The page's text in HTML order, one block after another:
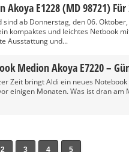
E1228 (MD 98721) Für
ab Donnerstag, den 06.
kompaktes und leichtes Netbook
Ausstattung und...
Medion Akoya E7220 –
Zeit bringt Aldi ein neues
einigen Monaten. Was ist dran am
2 3 4 5